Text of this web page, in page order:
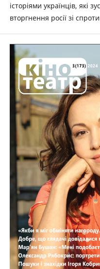
історіями українців, які
вторгнення росії зі